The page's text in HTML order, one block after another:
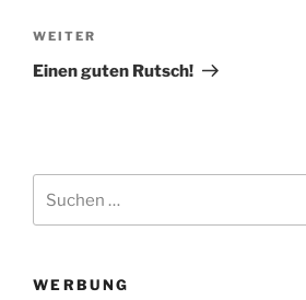
Nächster
Beitrag
WEITER
Einen guten Rutsch!
WERBUNG